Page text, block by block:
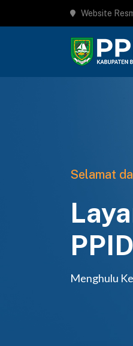
Website
Selamat
Menghulu